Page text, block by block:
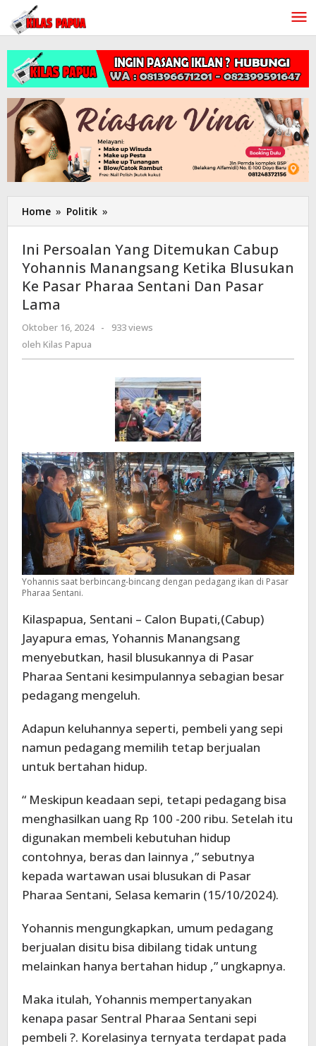
Lewati
konten
Home » Politik »
Persoalan
Ditemukan
Cabup
Yohannis
Blusukan
Pasar
Pharaa
Sentani
Dan
Pasar
Lama
Ini Persoalan Yang Ditemukan Cabup
Yohannis Manangsang Ketika Blusukan
Ke Pasar Pharaa Sentani Dan Pasar
Lama
Oktober 16, 2024
oleh
-
933 views
oleh Kilas Papua
Yohannis saat berbincang-bincang dengan pedagang ikan di Pasar
Pharaa Sentani.
Kilaspapua, Sentani – Calon Bupati,(Cabup)
Jayapura emas, Yohannis Manangsang
menyebutkan, hasil blusukannya di Pasar
Pharaa Sentani kesimpulannya sebagian besar
pedagang mengeluh.
Adapun keluhannya seperti, pembeli yang sepi
namun pedagang memilih tetap berjualan
untuk bertahan hidup.
“ Meskipun keadaan sepi, tetapi pedagang bisa
menghasilkan uang Rp 100 -200 ribu. Setelah itu
digunakan membeli kebutuhan hidup
contohnya, beras dan lainnya ,” sebutnya
kepada wartawan usai blusukan di Pasar
Pharaa Sentani, Selasa kemarin (15/10/2024).
Yohannis mengungkapkan, umum pedagang
berjualan disitu bisa dibilang tidak untung
melainkan hanya bertahan hidup ,” ungkapnya.
Maka itulah, Yohannis mempertanyakan
kenapa pasar Sentral Pharaa Sentani sepi
pembeli ?. Korelasinya ternyata terdapat pada